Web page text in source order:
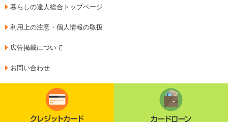
暮らしの達人総合トップページ
利用上の注意・個人情報の取扱
広告掲載について
お問い合わせ
クレジットカード カードローン